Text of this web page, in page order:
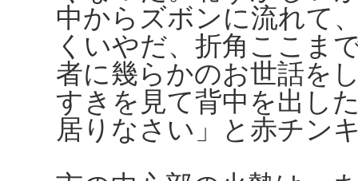
中からズボンに流れて
くいやだ、折角ここま
者に幾らかのお世話を
すきを見て背中を出し
居りなさい」と赤チン